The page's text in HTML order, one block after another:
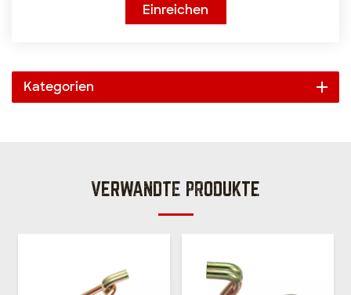
Einreichen
Kategorien
VERWANDTE PRODUKTE